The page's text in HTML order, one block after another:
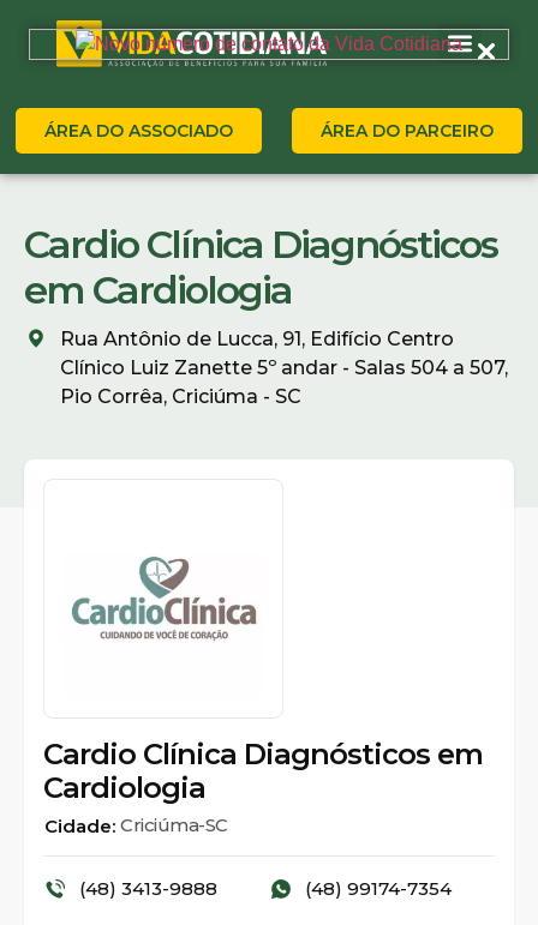
ÁREA DO ASSOCIADO ÁREA DO PARCEIRO
Cardio Clínica Diagnósticos
em Cardiologia
Rua Antônio de Lucca, 91, Edifício Centro
Clínico Luiz Zanette 5º andar - Salas 504 a 507,
Pio Corrêa, Criciúma - SC
Cardio Clínica Diagnósticos em
Cardiologia
Cidade: Criciúma-SC
(48) 3413-9888 (48) 99174-7354